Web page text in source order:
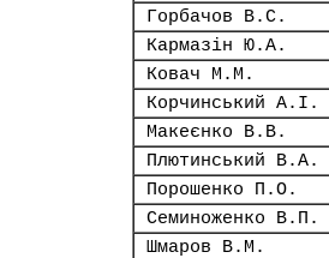
Горбачов В.С.
Кармазін Ю.А.
Ковач М.М.
Корчинський А.І.
Макеєнко В.В.
Плютинський В.А.
Порошенко П.О.
Семиноженко В.П.
Шмаров В.М.